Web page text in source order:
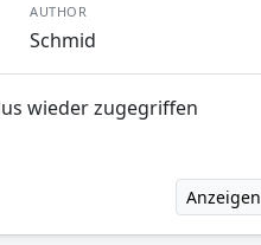
AUTHOR
Schmid
wieder zugegriffen
Anzeigen